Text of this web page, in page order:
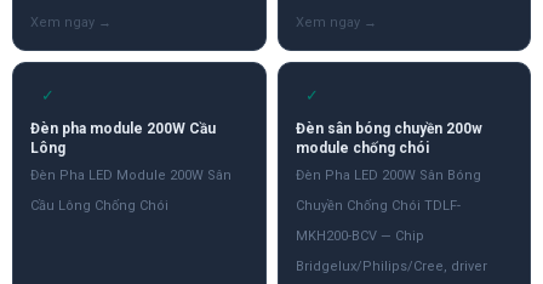
✓
Đèn pha module 200W Cầu
Lông
Đèn Pha LED Module 200W Sân
Cầu Lông Chống Chói
✓
Đèn sân bóng chuyền 200w
module chống chói
Đèn Pha LED 200W Sân Bóng
Chuyền Chống Chói TDLF-
MKH200-BCV — Chip
Bridgelux/Philips/Cree, driver